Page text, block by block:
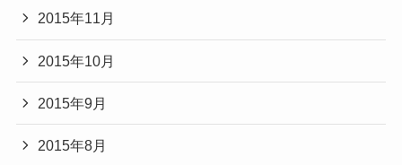
2015年11月
2015年10月
2015年9月
2015年8月